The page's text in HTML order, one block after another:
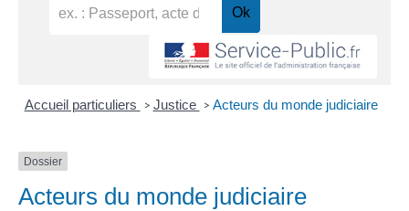
Accueil particuliers > Justice > Acteurs du monde judiciaire
Dossier
Acteurs du monde judiciaire